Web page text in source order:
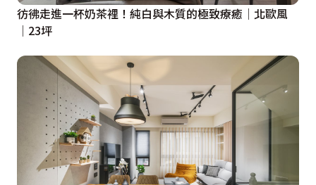
彷彿走進一杯奶茶裡！純白與木質的極致療癒│北歐風
│23坪